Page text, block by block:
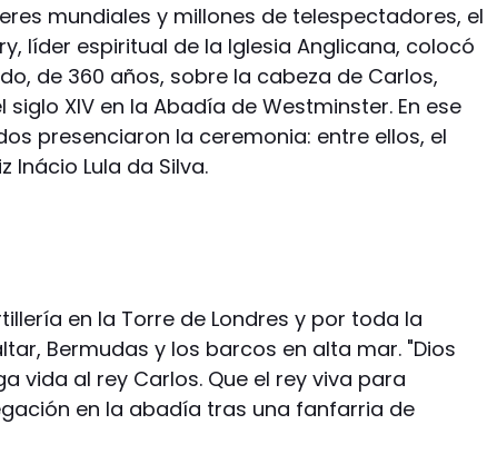
mundiales y millones de telespectadores, el
líder espiritual de la Iglesia Anglicana, colocó
de 360 años, sobre la cabeza de Carlos,
XIV en la Abadía de Westminster. En ese
presenciaron la ceremonia: entre ellos, el
Inácio Lula da Silva.
en la Torre de Londres y por toda la
Bermudas y los barcos en alta mar. "Dios
vida al rey Carlos. Que el rey viva para
en la abadía tras una fanfarria de